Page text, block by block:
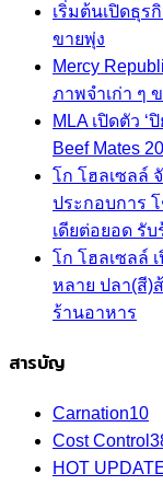
เริ่มต้นเปิดธุร
ขายพุ่ง
Mercy
ภาพจำเก่า ๆ
MLA เปิดตัว
Beef Mates
โก โฮลเซลล์
ประกอบการ
เดียต่อยอด รั
โก โฮลเซลล์
หลาย ปลา(สี)
ร้านอาหาร
สารบัญ
Carnation10
Cost Control
HOT